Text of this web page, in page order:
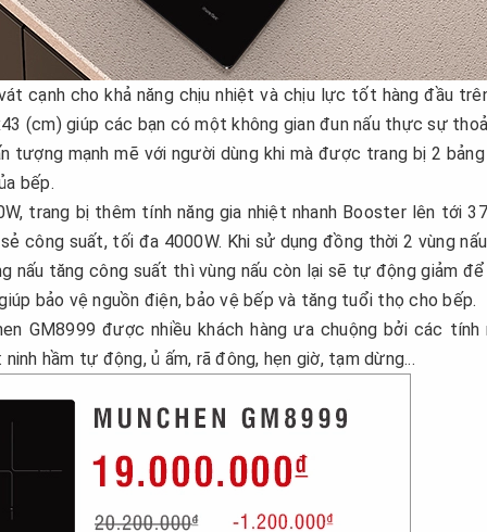
cạnh cho khả năng chịu nhiệt và chịu lực tốt hàng đầu
(cm) giúp các bạn có một không gian đun nấu thực sự
tượng mạnh mẽ với người dùng khi mà được trang bị 2
bếp.
trang bị thêm tính năng gia nhiệt nhanh Booster lên tới
công suất, tối đa 4000W. Khi sử dụng đồng thời 2 vùng
nấu tăng công suất thì vùng nấu còn lại sẽ tự động giảm
bảo vệ nguồn điện, bảo vệ bếp và tăng tuổi thọ cho bếp.
GM8999 được nhiều khách hàng ưa chuộng bởi các tính
hầm tự động, ủ ấm, rã đông, hẹn giờ, tạm dừng...